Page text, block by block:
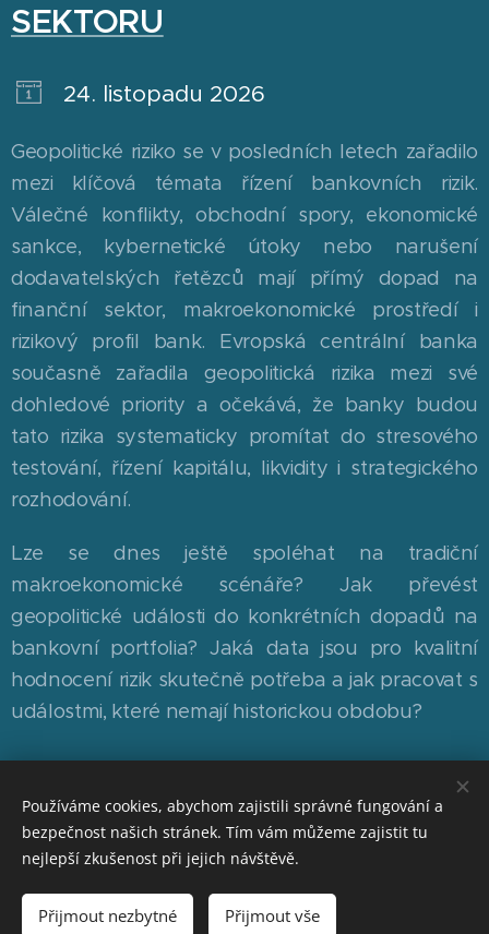
SEKTORU
24. listopadu 2026
Geopolitické riziko se v posledních letech zařadilo
mezi klíčová témata řízení bankovních rizik.
Válečné konflikty, obchodní spory, ekonomické
sankce, kybernetické útoky nebo narušení
dodavatelských řetězců mají přímý dopad na
finanční sektor, makroekonomické prostředí i
rizikový profil bank. Evropská centrální banka
současně zařadila geopolitická rizika mezi své
dohledové priority a očekává, že banky budou
tato rizika systematicky promítat do stresového
testování, řízení kapitálu, likvidity i strategického
rozhodování.
Lze se dnes ještě spoléhat na tradiční
makroekonomické scénáře? Jak převést
geopolitické události do konkrétních dopadů na
bankovní portfolia? Jaká data jsou pro kvalitní
hodnocení rizik skutečně potřeba a jak pracovat s
událostmi, které nemají historickou obdobu?
www.cbaeducaplus.cz,
kde se dozvíte aktuální termíny a témata seminářů.
© 2026 Česká bankovní asociace | ČBA EDUCA PLUS |
www.cbaeducaplus.cz
| Pro více informací nás kontaktujte na
Používáme cookies, abychom zajistili správné fungování a
bezpečnost našich stránek. Tím vám můžeme zajistit tu
nejlepší zkušenost při jejich návštěvě.
Přijmout nezbytné Přijmout vše